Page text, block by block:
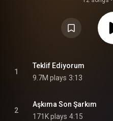
1
Teklif Ediyorum
9.7M plays 3:13
2
Aşkıma Son Şarkım
171K plays 4:15